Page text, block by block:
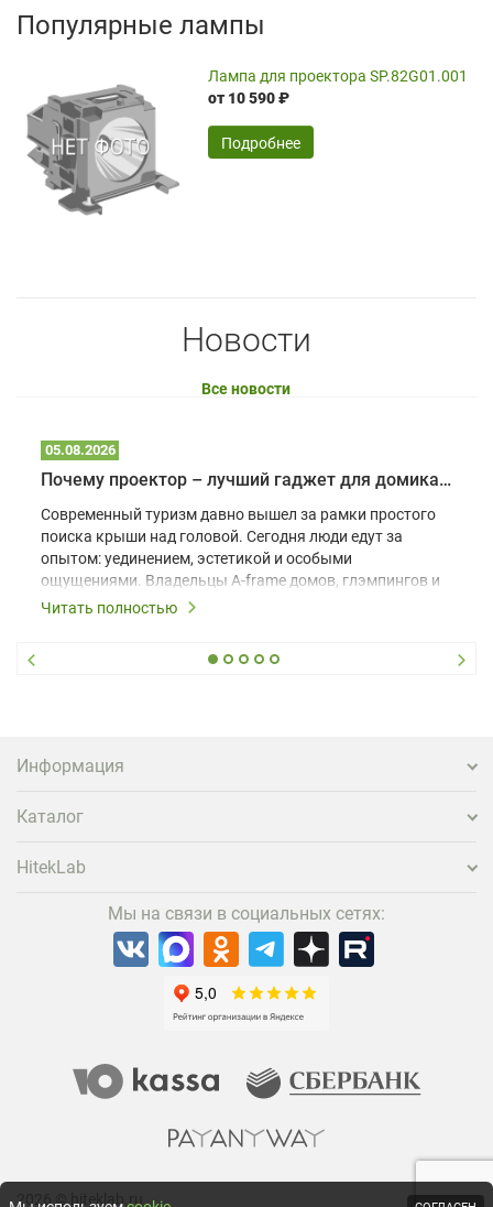
Популярные лампы
Лампа для проектора SP.82G01.001
от 10 590 ₽
Подробнее
Новости
Все новости
05.08.2026
Почему проектор – лучший гаджет для домика в глэмпинге
Современный туризм давно вышел за рамки простого
поиска крыши над головой. Сегодня люди едут за
опытом: уединением, эстетикой и особыми
ощущениями. Владельцы A-frame домов, глэмпингов и
шале понимают, что конкуренция растет, и
вернуться и поделиться впечатлениями в соцсетях,
проектора.
Читать полностью
Информация
Каталог
HitekLab
Мы на связи в социальных сетях:
2026 © hiteklab.ru